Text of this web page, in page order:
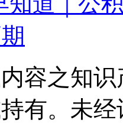
容之知
有。未